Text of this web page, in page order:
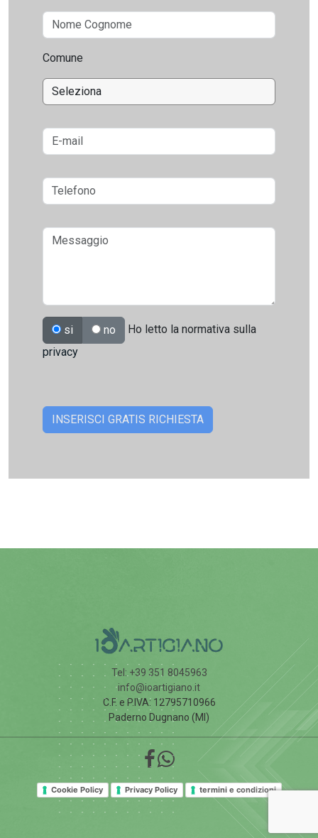
Comune
si no
Ho letto la normativa sulla
privacy
Tel: +39 351 8045963
info@ioartigiano.it
C.F. e P.IVA: 12795710966
Paderno Dugnano (MI)
Cookie Policy Privacy Policy termini e condizioni